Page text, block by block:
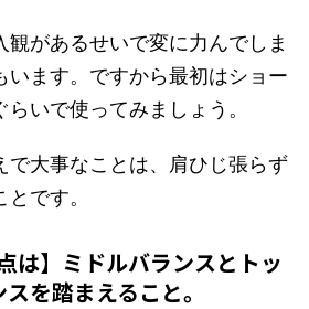
観があるせいで変に力んでしま
います。ですから最初はショー
らいで使ってみましょう。
で大事なことは、肩ひじ張らず
です。
は】ミドルバランスとトッ
を踏まえること。